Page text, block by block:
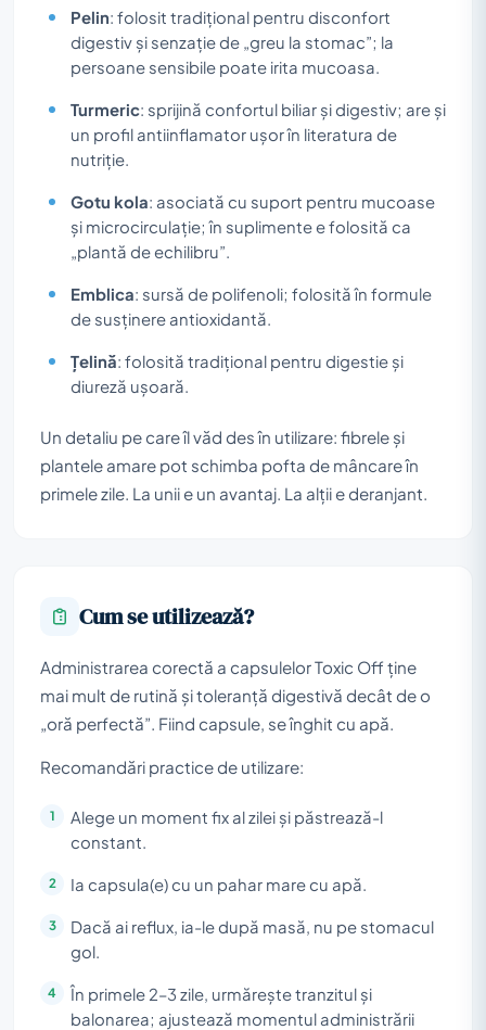
Pelin: folosit tradițional pentru disconfort
digestiv și senzație de „greu la stomac”; la
persoane sensibile poate irita mucoasa.
Turmeric: sprijină confortul biliar și digestiv; are și
un profil antiinflamator ușor în literatura de
nutriție.
Gotu kola: asociată cu suport pentru mucoase
și microcirculație; în suplimente e folosită ca
„plantă de echilibru”.
Emblica: sursă de polifenoli; folosită în formule
de susținere antioxidantă.
Țelină: folosită tradițional pentru digestie și
diureză ușoară.
Un detaliu pe care îl văd des în utilizare: fibrele și
plantele amare pot schimba pofta de mâncare în
primele zile. La unii e un avantaj. La alții e deranjant.
Cum se utilizează?
Administrarea corectă a capsulelor Toxic Off ține
mai mult de rutină și toleranță digestivă decât de o
„oră perfectă”. Fiind capsule, se înghit cu apă.
Recomandări practice de utilizare:
Alege un moment fix al zilei și păstrează-l
constant.
Ia capsula(e) cu un pahar mare cu apă.
Dacă ai reflux, ia-le după masă, nu pe stomacul
gol.
În primele 2–3 zile, urmărește tranzitul și
balonarea; ajustează momentul administrării